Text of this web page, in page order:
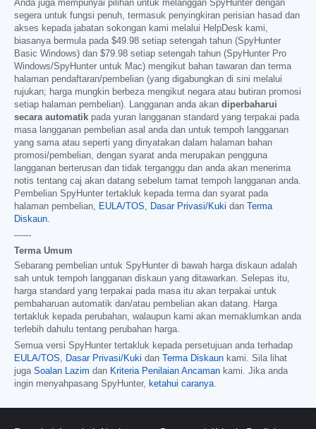
Anda juga mempunyai pilihan untuk melanggan SpyHunter dengan
segera untuk fungsi penuh, termasuk penyingkiran perisian hasad dan
akses kepada jabatan sokongan kami melalui HelpDesk kami,
biasanya bermula pada $49.98 setiap setengah tahun (SpyHunter
Basic Windows) dan $79.98 setiap setengah tahun (SpyHunter Pro
Windows/SpyHunter untuk Mac) mengikut bahan tawaran dan terma
halaman pendaftaran/pembelian (yang digabungkan di sini melalui
rujukan; harga mungkin berbeza mengikut negara atau butiran promosi
setiap halaman pembelian). Langganan anda akan diperbaharui
secara automatik pada yuran langganan standard yang terpakai pada
masa langganan pembelian asal anda dan untuk tempoh langganan
yang sama atau seperti yang dinyatakan dalam halaman bahan
promosi/pembelian, dengan syarat anda merupakan pengguna
langganan berterusan dan tidak terganggu dan anda akan menerima
notis tentang caj akan datang sebelum tamat tempoh langganan anda.
Pembelian SpyHunter tertakluk kepada terma dan syarat pada
halaman pembelian, EULA/TOS, Dasar Privasi/Kuki dan
Terma
Diskaun.
------
Terma Umum
Sebarang pembelian untuk SpyHunter di bawah harga diskaun adalah
sah untuk tempoh langganan diskaun yang ditawarkan. Selepas itu,
harga standard yang terpakai pada masa itu akan terpakai untuk
pembaharuan automatik dan/atau pembelian akan datang. Harga
tertakluk kepada perubahan, walaupun kami akan memaklumkan anda
terlebih dahulu tentang perubahan harga.
Semua versi SpyHunter tertakluk kepada persetujuan anda terhadap
EULA/TOS, Dasar Privasi/Kuki dan Terma Diskaun kami. Sila lihat
juga Soalan Lazim dan Kriteria Penilaian Ancaman kami. Jika anda
ingin menyahpasang SpyHunter, ketahui caranya.